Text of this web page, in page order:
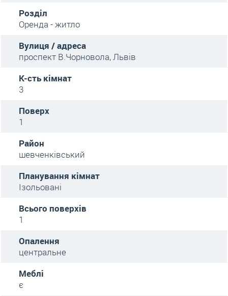
Розділ
Оренда - житло
Вулиця / адреса
проспект В.Чорновола, Львів
К-сть кімнат
3
Поверх
1
Район
шевченківський
Планування кімнат
Ізольовані
Всього поверхів
1
Опалення
центральне
Меблі
є